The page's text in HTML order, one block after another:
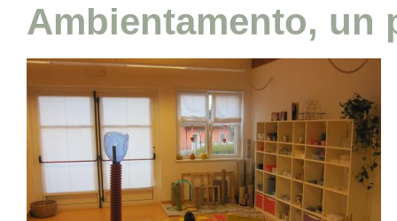
Tu sei qui
Ambientamento, un